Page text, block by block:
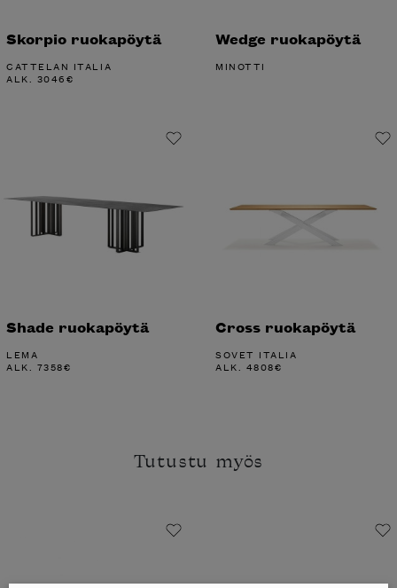
Skorpio ruokapöytä
CATTELAN ITALIA
ALK. 3046€
Wedge ruokapöytä
MINOTTI
Shade ruokapöytä
LEMA
ALK. 7358€
Cross ruokapöytä
SOVET ITALIA
ALK. 4808€
Tutustu myös